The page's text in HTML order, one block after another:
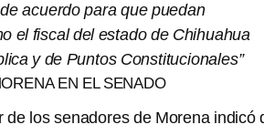
acuerdo para que puedan
el fiscal del estado de Chihuahua
y de Puntos Constitucionales”
EN EL SENADO
los senadores de Morena indicó